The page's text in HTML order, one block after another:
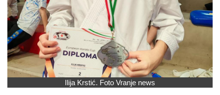
Ilija Krstić. Foto Vranje news